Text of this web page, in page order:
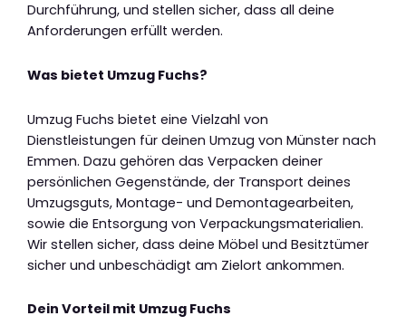
Durchführung, und stellen sicher, dass all deine
Anforderungen erfüllt werden.
Was bietet Umzug Fuchs?
Umzug Fuchs bietet eine Vielzahl von
Dienstleistungen für deinen Umzug von Münster nach
Emmen. Dazu gehören das Verpacken deiner
persönlichen Gegenstände, der Transport deines
Umzugsguts, Montage- und Demontagearbeiten,
sowie die Entsorgung von Verpackungsmaterialien.
Wir stellen sicher, dass deine Möbel und Besitztümer
sicher und unbeschädigt am Zielort ankommen.
Dein Vorteil mit Umzug Fuchs